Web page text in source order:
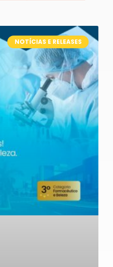
NOTÍCIAS E RELEASES